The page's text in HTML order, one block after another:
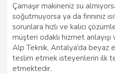
Çamaşır makineniz su
soğutmuyorsa ya da fırınınız
sorunlara hızlı ve kalıcı
müşteri odaklı hizmet
Alp Teknik, Antalya’da beyaz
teslim etmek isteyenlerin ilk
etmektedir.